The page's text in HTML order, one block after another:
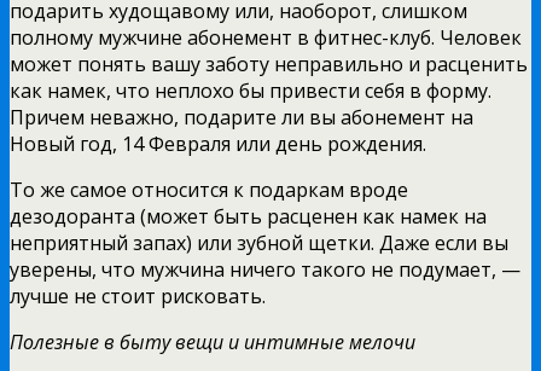
подарить худощавому или, наоборот, слишком
полному мужчине абонемент в фитнес-клуб. Человек
может понять вашу заботу неправильно и расценить
как намек, что неплохо бы привести себя в форму.
Причем неважно, подарите ли вы абонемент на
Новый год, 14 Февраля или день рождения.
То же самое относится к подаркам вроде
дезодоранта (может быть расценен как намек на
неприятный запах) или зубной щетки. Даже если вы
уверены, что мужчина ничего такого не подумает, —
лучше не стоит рисковать.
Полезные в быту вещи и интимные мелочи